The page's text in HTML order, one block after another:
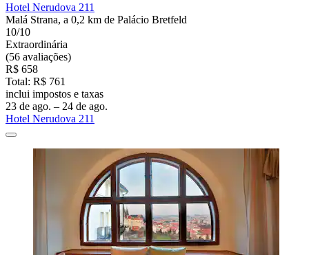
Hotel Nerudova 211
Malá Strana, a 0,2 km de Palácio Bretfeld
10/10
Extraordinária
(56 avaliações)
R$ 658
Total: R$ 761
inclui impostos e taxas
23 de ago. – 24 de ago.
Hotel Nerudova 211